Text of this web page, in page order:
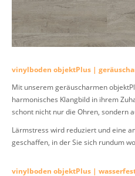
vinylboden objektPlus |
Mit unserem geräuscharmen
harmonisches Klangbild in ihrem
schont nicht nur die Ohren, sondern
Lärmstress wird reduziert und eine
geschaffen, in der Sie sich rundum
vinylboden objektPlus |